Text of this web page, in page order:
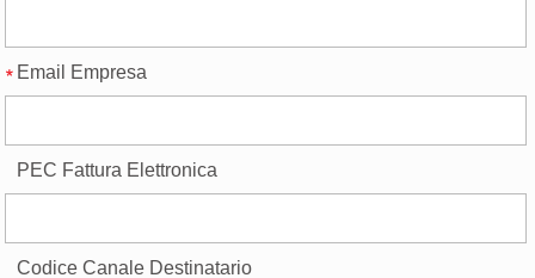
Email Empresa
PEC Fattura Elettronica
Codice Canale Destinatario